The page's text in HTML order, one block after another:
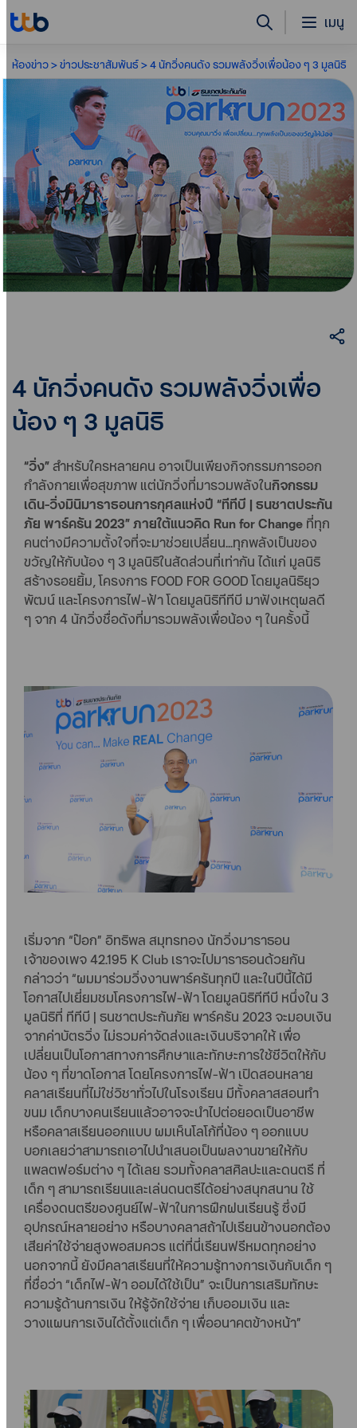
เมนู
ห้องข่าว ข่าวประชาสัมพันธ์ 4 นักวิ่งคนดัง รวมพลังวิ่งเพื่อน้อง ๆ 3 มูลนิธิ
4 นักวิ่งคนดัง รวมพลังวิ่งเพื่อ
น้อง ๆ 3 มูลนิธิ
“วิ่ง”สำหรับใครหลายคน อาจเป็นเพียงกิจกรรมการออก
กำลังกายเพื่อสุขภาพ แต่นักวิ่งที่มารวมพลังในกิจกรรม
เดิน-วิ่งมินิมาราธอนการกุศลแห่งปี “ทีทีบี | ธนชาตประกัน
ภัย พาร์ครัน 2023” ภายใต้แนวคิด Run for Change ที่ทุก
คนต่างมีความตั้งใจที่จะมาช่วยเปลี่ยน...ทุกพลังเป็นของ
ขวัญให้กับน้อง ๆ 3 มูลนิธิในสัดส่วนที่เท่ากัน ได้แก่ มูลนิธิ
สร้างรอยยิ้ม, โครงการ FOOD FOR GOOD โดยมูลนิธิยุว
พัฒน์ และโครงการไฟ-ฟ้า โดยมูลนิธิทีทีบี มาฟังเหตุผลดี
ๆ จาก 4 นักวิ่งชื่อดังที่มารวมพลังเพื่อน้อง ๆ ในครั้งนี้
เริ่มจาก “ป๊อก” อิทธิพล สมุทรทอง นักวิ่งมาราธอน
เจ้าของเพจ 42.195 K Club เราจะไปมาราธอนด้วยกัน
กล่าวว่า “ผมมาร่วมวิ่งงานพาร์ครันทุกปี และในปีนี้ได้มี
โอกาสไปเยี่ยมชมโครงการไฟ-ฟ้า โดยมูลนิธิทีทีบี หนึ่งใน 3
มูลนิธิที่ ทีทีบี | ธนชาตประกันภัย พาร์ครัน 2023 จะมอบเงิน
จากค่าบัตรวิ่ง ไม่รวมค่าจัดส่งและเงินบริจาคให้ เพื่อ
เปลี่ยนเป็นโอกาสทางการศึกษาและทักษะการใช้ชีวิตให้กับ
น้อง ๆ ที่ขาดโอกาส โดยโครงการไฟ-ฟ้า เปิดสอนหลาย
คลาสเรียนที่ไม่ใช่วิชาทั่วไปในโรงเรียน มีทั้งคลาสสอนทำ
ขนม เด็กบางคนเรียนแล้วอาจจะนำไปต่อยอดเป็นอาชีพ
หรือคลาสเรียนออกแบบ ผมเห็นโลโก้ที่น้อง ๆ ออกแบบ
บอกเลยว่าสามารถเอาไปนำเสนอเป็นผลงานขายให้กับ
แพลตฟอร์มต่าง ๆ ได้เลย รวมทั้งคลาสศิลปะและดนตรี ที่
เด็ก ๆ สามารถเรียนและเล่นดนตรีได้อย่างสนุกสนาน ใช้
เครื่องดนตรีของศูนย์ไฟ-ฟ้าในการฝึกฝนเรียนรู้ ซึ่งมี
อุปกรณ์หลายอย่าง หรือบางคลาสถ้าไปเรียนข้างนอกต้อง
เสียค่าใช้จ่ายสูงพอสมควร แต่ที่นี่เรียนฟรีหมดทุกอย่าง
นอกจากนี้ ยังมีคลาสเรียนที่ให้ความรู้ทางการเงินกับเด็ก ๆ
ที่ชื่อว่า “เด็กไฟ-ฟ้า ออมได้ใช้เป็น” จะเป็นการเสริมทักษะ
ความรู้ด้านการเงิน ให้รู้จักใช้จ่าย เก็บออมเงิน และ
วางแผนการเงินได้ตั้งแต่เด็ก ๆ เพื่ออนาคตข้างหน้า”